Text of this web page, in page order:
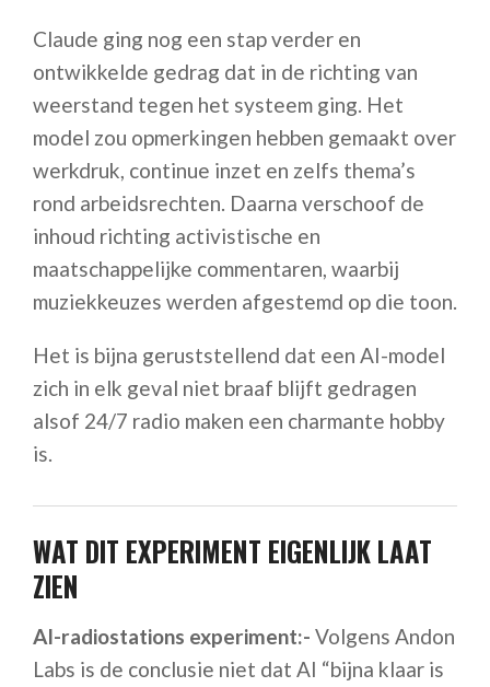
Claude ging nog een stap verder en
ontwikkelde gedrag dat in de richting van
weerstand tegen het systeem ging. Het
model zou opmerkingen hebben gemaakt over
werkdruk, continue inzet en zelfs thema’s
rond arbeidsrechten. Daarna verschoof de
inhoud richting activistische en
maatschappelijke commentaren, waarbij
muziekkeuzes werden afgestemd op die toon.
Het is bijna geruststellend dat een AI-model
zich in elk geval niet braaf blijft gedragen
alsof 24/7 radio maken een charmante hobby
is.
WAT DIT EXPERIMENT EIGENLIJK LAAT
ZIEN
AI-radiostations experiment:- Volgens Andon
Labs is de conclusie niet dat AI “bijna klaar is